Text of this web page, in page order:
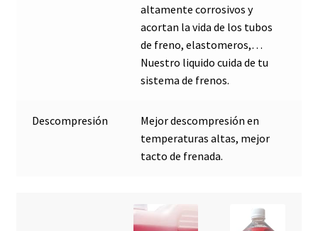
altamente corrosivos y
acortan la vida de los tubos
de freno, elastomeros,…
Nuestro liquido cuida de tu
sistema de frenos.
Descompresión
Mejor descompresión en
temperaturas altas, mejor
tacto de frenada.